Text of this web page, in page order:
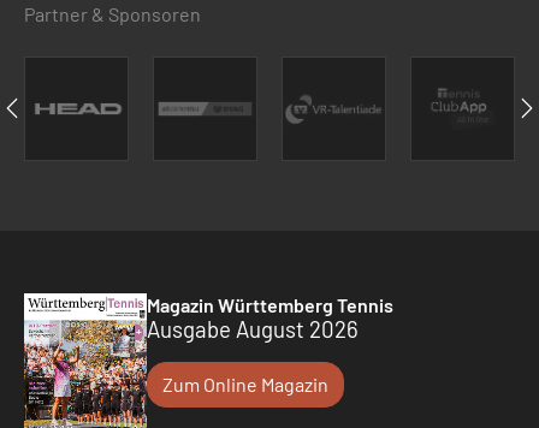
Partner & Sponsoren
Magazin Württemberg Tennis
Ausgabe August 2026
Zum Online Magazin